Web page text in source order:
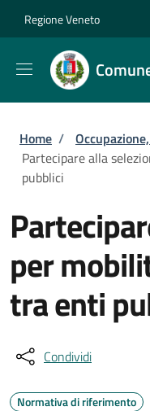
Regione Veneto
Briciole di
Home /
Partecipare alla
pubblici
per
tra enti
Condividi
Normativa di riferimento